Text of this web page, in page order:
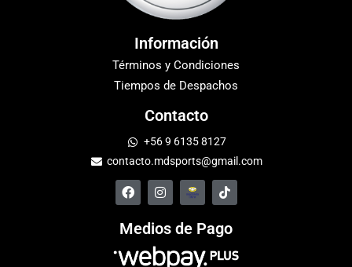
Información
Términos y Condiciones
Tiempos de Despachos
Contacto
+56 9 6135 8127
contacto.mdsports@gmail.com
Medios de Pago